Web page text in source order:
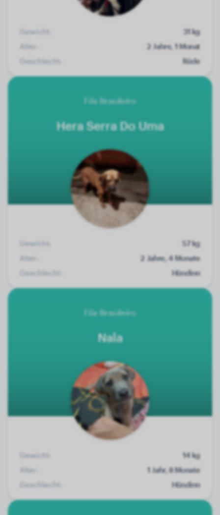
Gewicht:
31 kg
Alter:
2 Jahre, 1 Monat
Geschlecht:
Rüde
Fila Brasileiro
Hera Serra Do Uma
Gewicht:
57 kg
Alter:
2 Jahre, 4 Monate
Geschlecht:
Hündinn
Fila Brasileiro
Nala
Gewicht:
14 kg
Alter:
1 Jahr, 8 Monate
Geschlecht:
Hündinn